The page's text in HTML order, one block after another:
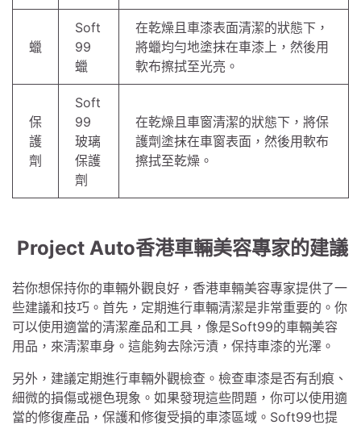
蠟
Soft
99
蠟
在乾燥且車漆表面清潔的狀態下，
將蠟均勻地塗抹在車漆上，然後用
軟布擦拭至光亮。
保
護
劑
Soft
99
玻璃
保護
劑
在乾燥且車窗清潔的狀態下，將保
護劑塗抹在車窗表面，然後用軟布
擦拭至乾燥。
Project Auto香港車輛美容專家的建議
若你想保持你的車輛外觀良好，香港車輛美容專家提供了一
些建議和技巧。首先，定期進行車輛清潔是非常重要的。你
可以使用適當的清潔產品和工具，像是Soft99的車輛美容
用品，來清潔車身。這能夠去除污漬，保持車漆的光澤。
另外，建議定期進行車輛外觀檢查。檢查車漆是否有刮痕、
細微的損傷或褪色現象。如果發現這些問題，你可以使用適
當的修復產品，保護和修復受損的車漆區域。Soft99也提